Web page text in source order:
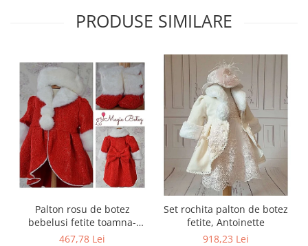
PRODUSE SIMILARE
Palton rosu de botez
bebelusi fetite toamna-
iarna 3 piese, LOVE
467,78 Lei
Set rochita palton de botez
fetite, Antoinette
918,23 Lei